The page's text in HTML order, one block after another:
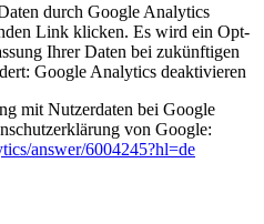
durch Google Analytics
Link klicken. Es wird ein Opt-
Ihrer Daten bei zukünftigen
Google Analytics deaktivieren
mit Nutzerdaten bei Google
von Google:
answer/6004245?hl=de